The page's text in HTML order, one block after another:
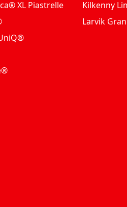
XL Piastrelle
Kilkenny
Larvik